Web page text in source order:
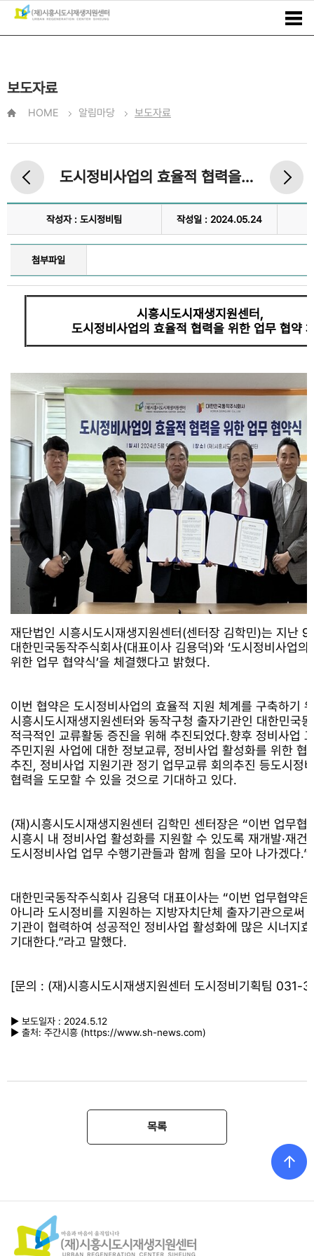
보도자료
HOME 알림마당 보도자료
도시정비사업의 효율적 협력을 위한 업무 협약 체결
작성자 : 도시정비팀 작성일 : 2024.05.24
첨부파일
시흥시도시재생지원센터,
도시정비사업의 효율적 협력을 위한 업무 협약
재단법인 시흥시도시재생지원센터(센터장 김학민)는 지난 9
대한민국동작주식회사(대표이사 김용덕)와 ‘도시정비사업
위한 업무 협약식’을 체결했다고 밝혔다.
이번 협약은 도시정비사업의 효율적 지원 체계를 구축하기
시흥시도시재생지원센터와 동작구청 출자기관인 대한민국
적극적인 교류활동 증진을 위해 추진되었다.향후 정비사업
주민지원 사업에 대한 정보교류, 정비사업 활성화를 위한 협
추진, 정비사업 지원기관 정기 업무교류 회의추진 등도시정
협력을 도모할 수 있을 것으로 기대하고 있다.
(재)시흥시도시재생지원센터 김학민 센터장은 “이번 업무협
시흥시 내 정비사업 활성화를 지원할 수 있도록 재개발·재건
도시정비사업 업무 수행기관들과 함께 힘을 모아 나가겠다.”
대한민국동작주식회사 김용덕 대표이사는 “이번 업무협약
아니라 도시정비를 지원하는 지방자치단체 출자기관으로써
기관이 협력하여 성공적인 정비사업 활성화에 많은 시너지
기대한다.”라고 말했다.
[문의 : (재)시흥시도시재생지원센터 도시정비기획팀
▶ 보도일자 : 2024.5.12
▶ 출처: 주간시흥 (https://www.sh-news.com)
목록